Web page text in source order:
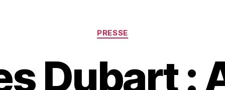
Catégories
PRESSE
Dubart :